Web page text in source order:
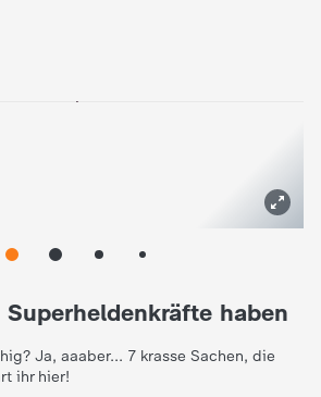
Superheldenkräfte haben
Ja, aaaber... 7 krasse Sachen, die
ihr hier!